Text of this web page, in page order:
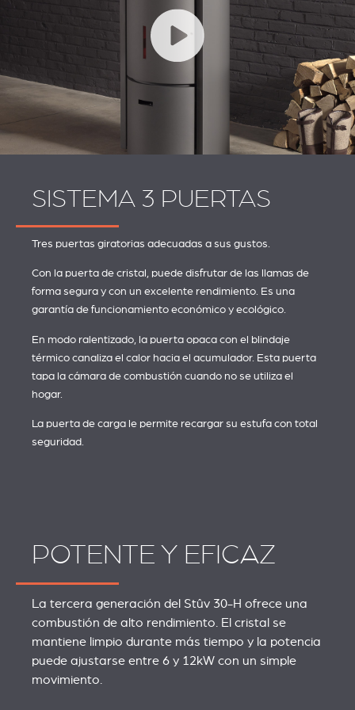
SISTEMA 3 PUERTAS
Tres puertas giratorias adecuadas a sus gustos.
Con la puerta de cristal, puede disfrutar de las llamas de
forma segura y con un excelente rendimiento. Es una
garantía de funcionamiento económico y ecológico.
En modo ralentizado, la puerta opaca con el blindaje
térmico canaliza el calor hacia el acumulador. Esta puerta
tapa la cámara de combustión cuando no se utiliza el
hogar.
La puerta de carga le permite recargar su estufa con total
seguridad.
POTENTE Y EFICAZ
La tercera generación del Stûv 30-H ofrece una
combustión de alto rendimiento. El cristal se
mantiene limpio durante más tiempo y la potencia
puede ajustarse entre 6 y 12kW con un simple
movimiento.